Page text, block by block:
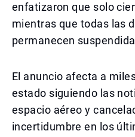
enfatizaron que solo
mientras que todas las
permanecen
El anuncio afecta a
estado siguiendo las
espacio aéreo y
incertidumbre en los